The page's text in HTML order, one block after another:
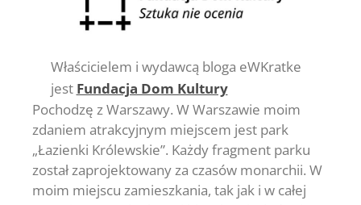
Właścicielem i wydawcą bloga eWKratke
jest Fundacja Dom Kultury
Pochodzę z Warszawy. W Warszawie moim
zdaniem atrakcyjnym miejscem jest park
„Łazienki Królewskie”. Każdy fragment parku
został zaprojektowany za czasów monarchii. W
moim miejscu zamieszkania, tak jak i w całej